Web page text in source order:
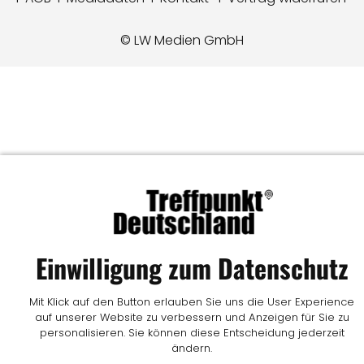
© LW Medien GmbH
Einwilligung zum Datenschutz
Mit Klick auf den Button erlauben Sie uns die User Experience
auf unserer Website zu verbessern und Anzeigen für Sie zu
personalisieren. Sie können diese Entscheidung jederzeit
ändern.